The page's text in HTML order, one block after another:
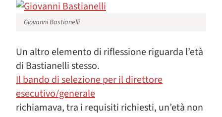
Giovanni Bastianelli
Un altro elemento di riflessione riguarda l’età
di Bastianelli stesso.
Il bando di selezione per il direttore
esecutivo/generale
richiamava, tra i requisiti richiesti, un’età non